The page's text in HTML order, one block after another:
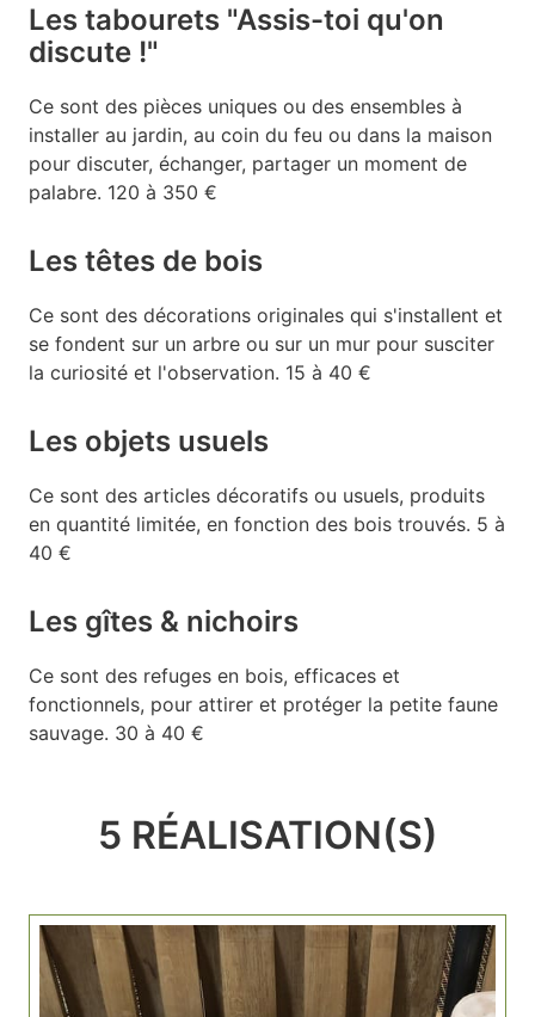
Les tabourets "Assis-toi qu'on
discute !"
Ce sont des pièces uniques ou des ensembles à
installer au jardin, au coin du feu ou dans la maison
pour discuter, échanger, partager un moment de
palabre. 120 à 350 €
Les têtes de bois
Ce sont des décorations originales qui s'installent et
se fondent sur un arbre ou sur un mur pour susciter
la curiosité et l'observation. 15 à 40 €
Les objets usuels
Ce sont des articles décoratifs ou usuels, produits
en quantité limitée, en fonction des bois trouvés. 5 à
40 €
Les gîtes & nichoirs
Ce sont des refuges en bois, efficaces et
fonctionnels, pour attirer et protéger la petite faune
sauvage. 30 à 40 €
5 RÉALISATION(S)